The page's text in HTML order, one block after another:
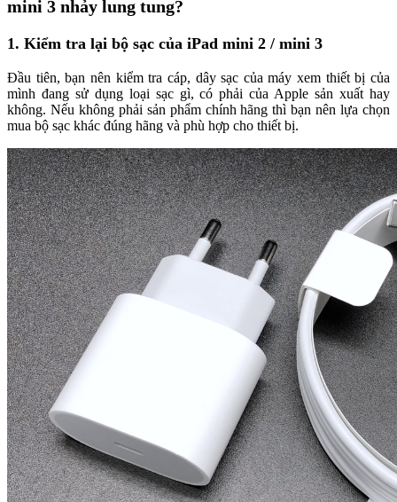
mini 3 nhảy lung tung?
1. Kiểm tra lại bộ sạc của iPad mini 2 / mini 3
Đầu tiên, bạn nên kiểm tra cáp, dây sạc của máy xem thiết bị của
mình đang sử dụng loại sạc gì, có phải của Apple sản xuất hay
không. Nếu không phải sản phẩm chính hãng thì bạn nên lựa chọn
mua bộ sạc khác đúng hãng và phù hợp cho thiết bị.